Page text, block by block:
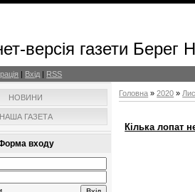
версія газети Берег
| Вхід | RSS
НОВИНИ
НАША ГАЗЕТА
входу
Головна »2020 »
Кілька лопат